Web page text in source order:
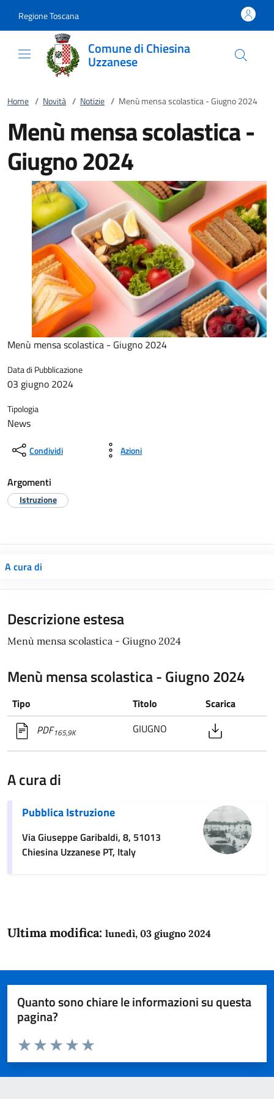
Regione Toscana
Comune di Chiesina
Uzzanese
Home / Novità / Notizie / Menù mensa scolastica - Giugno 2024
Menù mensa scolastica -
Giugno 2024
Menù mensa scolastica - Giugno 2024
Data di Pubblicazione
03 giugno 2024
Tipologia
News
Condividi Azioni
Argomenti
Istruzione
A cura di
Descrizione estesa
Menù mensa scolastica - Giugno 2024
Menù mensa scolastica - Giugno 2024
Tipo Titolo
Scarica
PDF165,9K GIUGNO
A cura di
Pubblica Istruzione
Via Giuseppe Garibaldi, 8, 51013
Chiesina Uzzanese PT, Italy
Ultima modifica: lunedì, 03 giugno 2024
Quanto sono chiare le informazioni su questa
pagina?
Domanda
Valuta da 1 a 5 stelle la pagina
Valuta 5 stelle su 5
Valuta 4 stelle su 5
Valuta 3 stelle su 5
Valuta 2 stelle su 5
Valuta 1 stelle su 5